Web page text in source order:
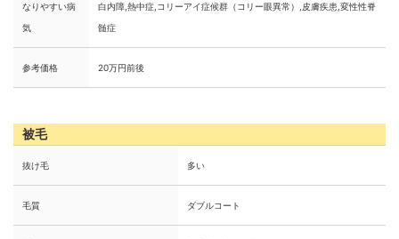
なりやすい病
気
白内障,熱中症,コリーアイ症候群（コリー眼異常）,皮膚疾患,変性性脊
髄症
参考価格 20万円前後
被毛
抜け毛 多い
毛質 ダブルコート